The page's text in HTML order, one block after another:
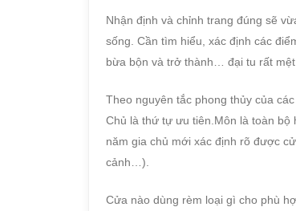
Nhận định và chỉnh trang đúng sẽ
sống. Cần tìm hiểu, xác định các
bừa bộn và trở thành… đại tu rất mệt
Theo nguyên tắc phong thủy của
Chủ là thứ tự ưu tiên.Môn là toàn bộ
năm gia chủ mới xác định rõ được
cảnh…).
Cửa nào dùng rèm loại gì cho phù